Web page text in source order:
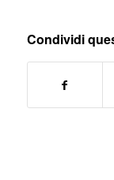
Condividi